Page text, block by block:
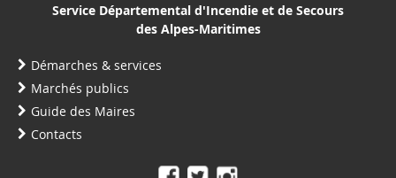
Service Départemental d'Incendie et de Secours
des Alpes-Maritimes
Démarches & services
Marchés publics
Guide des Maires
Contacts